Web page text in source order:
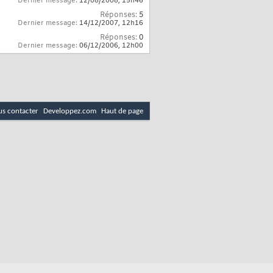
Réponses: 5
Dernier message: 14/12/2007, 12h16
Réponses:0
Dernier message: 06/12/2006, 12h00
contacter Developpez.com Haut de page